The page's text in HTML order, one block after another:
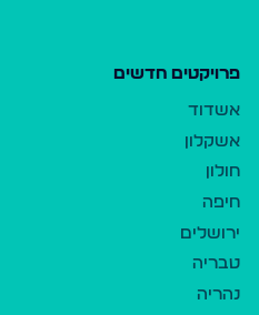
פרויקטים חדשים
אשדוד
אשקלון
חולון
חיפה
ירושלים
טבריה
נהריה